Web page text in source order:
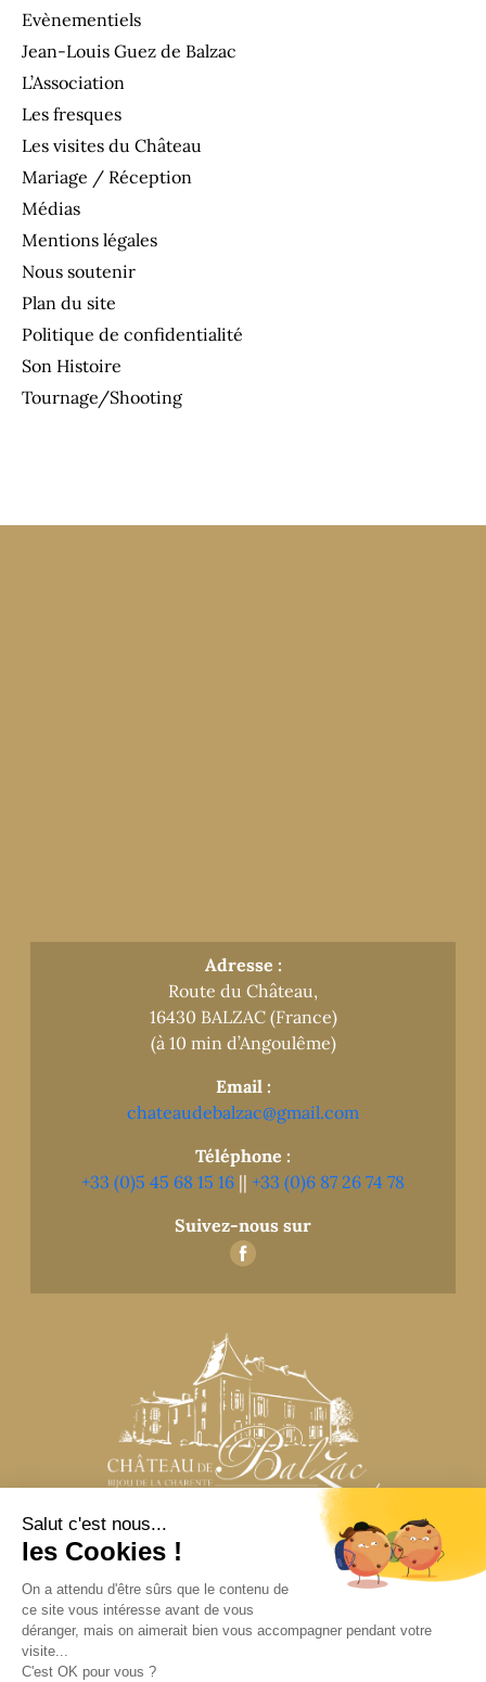
Evènementiels
Jean-Louis Guez de Balzac
L’Association
Les fresques
Les visites du Château
Mariage / Réception
Médias
Mentions légales
Nous soutenir
Plan du site
Politique de confidentialité
Son Histoire
Tournage/Shooting
Adresse :
Route du Château,
16430 BALZAC (France)
(à 10 min d’Angoulême)
Email :
chateaudebalzac@gmail.com
Téléphone :
+33 (0)5 45 68 15 16 || +33 (0)6 87 26 74 78
Suivez-nous sur
N’hésitez pas à nous contacter
pour toute question
CONTACTEZ-NOUS